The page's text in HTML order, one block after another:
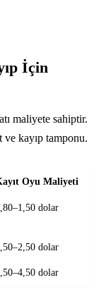
İçin
maliyete sahiptir.
kayıp tamponu.
Oyu Maliyeti
dolar
dolar
dolar